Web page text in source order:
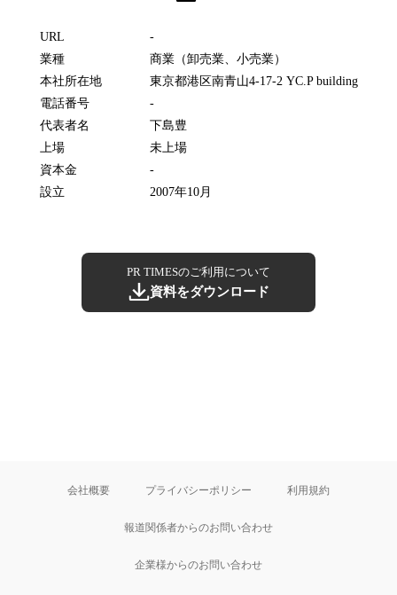
URL
-
業種
商業（卸売業、小売業）
本社所在地
東京都港区南青山4-17-2 YC.P building
電話番号
-
代表者名
下島豊
上場
未上場
資本金
-
設立
2007年10月
PR TIMESのご利用について
資料をダウンロード
会社概要 プライバシーポリシー 利用規約
報道関係者からのお問い合わせ
企業様からのお問い合わせ